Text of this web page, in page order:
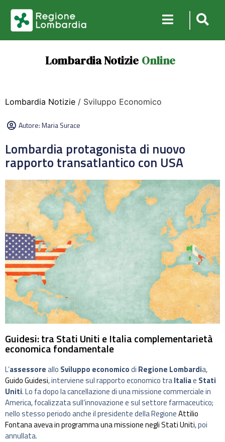
Lombardia Notizie Online
Lombardia Notizie / Sviluppo Economico
Autore:Maria Surace
Lombardia protagonista di nuovo
rapporto transatlantico con USA
Guidesi: tra Stati Uniti e Italia complementarietà
economica fondamentale
L’assessoreallo Sviluppo economicodi Regione Lombardia,
Guido Guidesi, interviene sul rapporto economico traItaliae Stati
Uniti. Lo fa dopo la cancellazione di una missione commerciale in
America, focalizzata sull’innovazione e sul settore farmaceutico;
nello stesso periodo anche il presidente della RegioneAttilio
Fontanaaveva in programma una missione negli Stati Uniti, poi
annullata.